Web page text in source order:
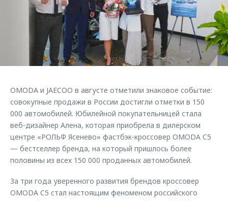
Страхование
Кредитный калькулятор
Аксессуары
Одежда и сувениры
Запчасти
Трейд-ин
Калькулятор трейд-ин
Клиентская поддержка
Клуб владельцев OMODA
Приложение O&J
Одежда и сувениры
Оригинальные аксессуары
Запчасти
Обратная связь
OMODA и JAECOO в августе отметили знаковое событие:
совокупные продажи в России достигли отметки в 150
000 автомобилей. Юбилейной покупательницей стала
веб-дизайнер Алена, которая приобрела в дилерском
центре «РОЛЬФ Ясенево» фастбэк-кроссовер OMODA C5
— бестселлер бренда, на который пришлось более
половины из всех 150 000 проданных автомобилей.
За три года уверенного развития брендов кроссовер
OMODA C5 стал настоящим феноменом российского